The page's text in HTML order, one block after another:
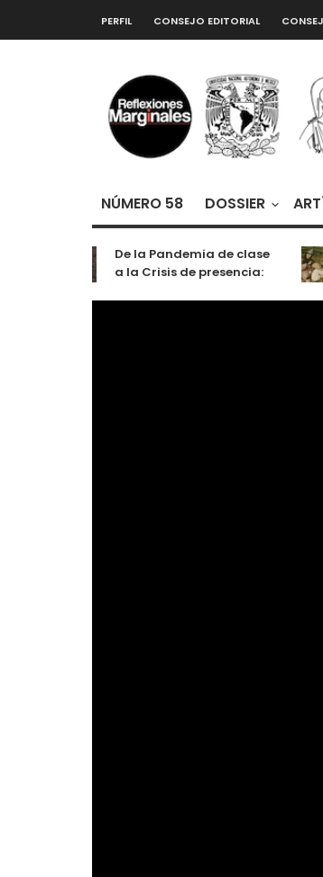
PERFIL CONSEJO EDITORIAL
NÚMERO 58 DOSSIER
De la Pandemia de clase
a la Crisis de presencia: